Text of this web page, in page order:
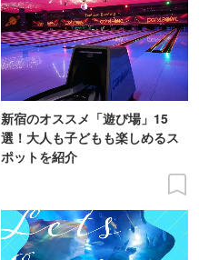
新宿のオススメ「遊び場」15
選！大人も子どもも楽しめるス
ポットを紹介